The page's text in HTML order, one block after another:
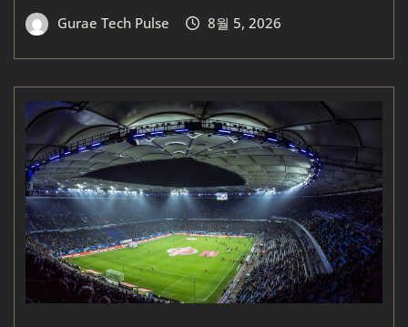
Gurae Tech Pulse 8월 5, 2026